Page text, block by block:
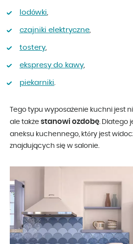
lodówki,
czajniki elektryczne,
tostery,
ekspresy do kawy,
piekarniki.
Tego typu wyposażenie kuchni jest
ale także stanowi ozdobę. Dlatego
aneksu kuchennego, który jest
znajdujących się w salonie.